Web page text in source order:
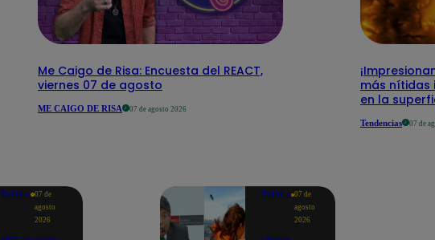
Me Caigo de Risa: Encuesta del REACT,
viernes 07 de agosto
ME CAIGO DE RISA 07 de agosto 2026
más nítidas
en la
Tendencias 07 de
Política
07 de
agosto
2026
Política 07 de
agosto
2026